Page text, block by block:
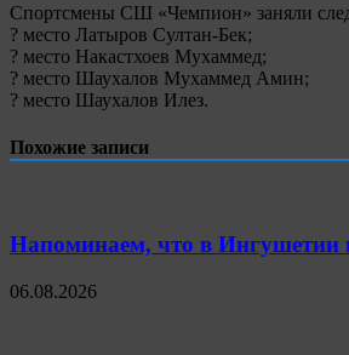
Спортсмены СШ «Чемпион» заняли
? место Латыров Султан-Бек;
? место Накастхоев Мухаммед;
? место Шаухалов Мухаммед Амин;
? место Шаухалов Илез.
Похожие записи
Напоминаем, что в Ингушетии
06.08.2026